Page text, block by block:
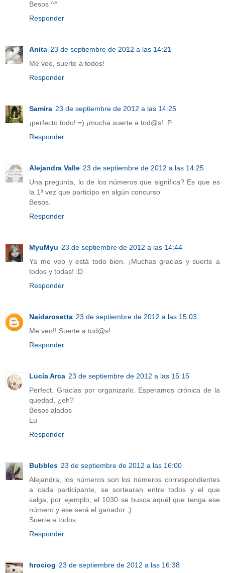
Besos ^^
Responder
Anita 23 de septiembre de 2012 a las 14:21
Me veo, suerte a todos!
Responder
Samira 23 de septiembre de 2012 a las 14:25
¡perfecto todo! =) ¡mucha suerte a tod@s! :P
Responder
Alejandra Valle 23 de septiembre de 2012 a las 14:25
Una pregunta, lo de los números que significa? Es que es
la 1ª vez que participo en algún concurso
Besos.
Responder
MyuMyu 23 de septiembre de 2012 a las 14:44
Ya me veo y está todo bien. ¡Muchas gracias y suerte a
todos y todas! :D
Responder
Naidarosetta 23 de septiembre de 2012 a las 15:03
Me veo!! Suerte a tod@s!
Responder
Lucía Arca 23 de septiembre de 2012 a las 15:15
Perfect. Gracias por organizarlo. Esperamos crónica de la
quedad, ¿eh?
Besos alados
Lu
Responder
Bubbles 23 de septiembre de 2012 a las 16:00
Alejandra, los números son los números correspondientes
a cada participante, se sortearan entre todos y el que
salga, por ejemplo, el 1030 se busca aquél que tenga ese
número y ese será el ganador ;)
Suerte a todos
Responder
hrociog 23 de septiembre de 2012 a las 16:38